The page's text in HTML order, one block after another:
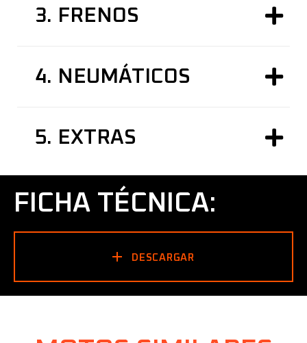
3. FRENOS
4. NEUMÁTICOS
5. EXTRAS
FICHA TÉCNICA:
DESCARGAR